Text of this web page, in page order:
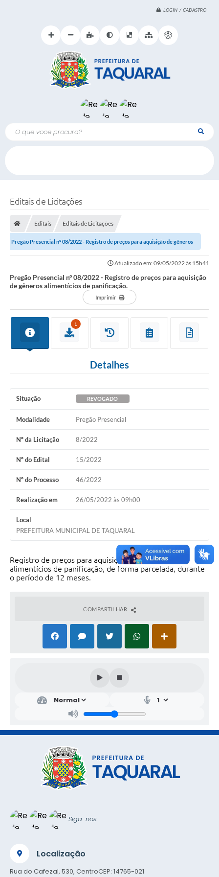
LOGIN / CADASTRO
O que voce procura?
Editais de Licitações
Editais Editais de Licitações
Pregão Presencial nº 08/2022 - Registro de preços para aquisição de gêneros
Atualizado em: 09/05/2022 às 15h41
Pregão Presencial nº 08/2022 - Registro de preços para aquisição
de gêneros alimentícios de panificação.
Imprimir
1
Detalhes
Situação REVOGADO
Modalidade Pregão Presencial
Nº da Licitação 8/2022
Nº do Edital 15/2022
Nº do Processo 46/2022
Realização em 26/05/2022 às 09h00
Local
PREFEITURA MUNICIPAL DE TAQUARAL
Registro de preços para aquisição de gêneros
alimentícios de panificação, de forma parcelada, durante
o período de 12 meses.
COMPARTILHAR
Siga-nos
Localização
Rua do Cafezal, 530, CentroCEP: 14765-021